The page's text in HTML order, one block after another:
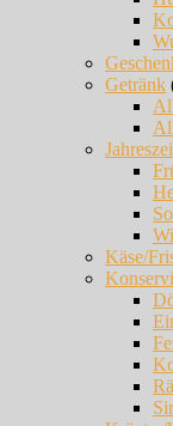
Getränk
Käse/